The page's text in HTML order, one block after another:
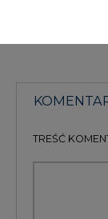
Wydawca
szkoleń
TREŚĆ